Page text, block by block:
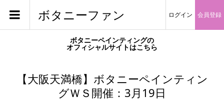
ボタニーファン ログイン 会員登録
ボタニーペインティングの
オフィシャルサイトはこちら
【大阪天満橋】ボタニーペインティン
グＷＳ開催：3月19日